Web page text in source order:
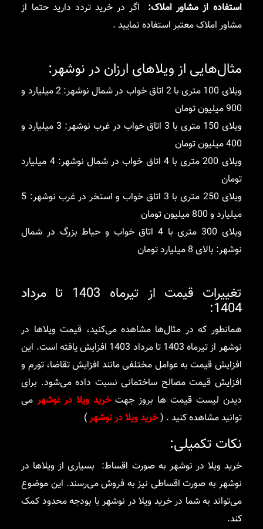
استفاده از مشاور املاک:
اگر در خرید تردد دارید حتما از
مشاور املاک معتبر استفاده نمایید .
مثال‌هایی از ویلاهای ارزان در نوشهر:
ویلای 100 متری با 2 اتاق خواب در شمال نوشهر: 2 میلیارد و
900 میلیون تومان
ویلای 150 متری با 3 اتاق خواب در غرب نوشهر: 3 میلیارد و
400 میلیون تومان
ویلای 200 متری با 4 اتاق خواب در شمال نوشهر: 4 میلیارد
تومان
ویلای 250 متری با 3 اتاق خواب و استخر در غرب نوشهر: 5
میلیارد و 800 میلیون تومان
ویلای 300 متری با 4 اتاق خواب و حیاط بزرگ در شمال
نوشهر: بالای 8 میلیارد تومان
تغییرات قیمت از تیرماه 1403 تا مرداد
1404:
همانطور که در مثال‌ها مشاهده می‌کنید، قیمت ویلاها در
نوشهر از تیرماه 1403 تا مرداد 1403 افزایش یافته است. این
افزایش قیمت به عوامل مختلفی مانند افزایش تقاضا، تورم و
افزایش قیمت مصالح ساختمانی نسبت داده می‌شود. برای
دیدن لیست قیمت ها بروز جهتخرید ویلا در نوشهرمی
توانید مشاهده کنید . (خرید ویلا در نوشهر)
نکات تکمیلی:
خرید ویلا در نوشهر به صورت اقساط: بسیاری از ویلاها در
نوشهر به صورت اقساطی نیز به فروش می‌رسند. این موضوع
می‌تواند به شما در خرید ویلا در نوشهر با بودجه محدود کمک
کند.